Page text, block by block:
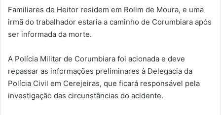
Familiares de Heitor residem em Rolim de Moura, e uma
irmã do trabalhador estaria a caminho de Corumbiara após
ser informada da morte.
A Polícia Militar de Corumbiara foi acionada e deve
repassar as informações preliminares à Delegacia da
Polícia Civil em Cerejeiras, que ficará responsável pela
investigação das circunstâncias do acidente.